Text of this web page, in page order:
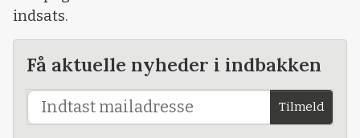
indsats.
Få aktuelle nyheder i indbakken
Tilmeld